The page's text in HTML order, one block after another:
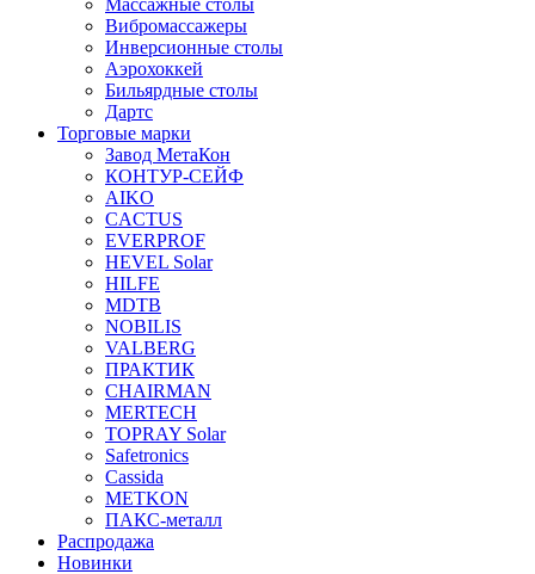
Массажные столы
Вибромассажеры
Инверсионные столы
Аэрохоккей
Бильярдные столы
Дартс
Торговые марки
Завод МетаКон
КОНТУР-СЕЙФ
AIKO
CACTUS
EVERPROF
HEVEL Solar
HILFE
MDTB
NOBILIS
VALBERG
ПРАКТИК
CHAIRMAN
MERTECH
TOPRAY Solar
Safetronics
Cassida
METKON
ПАКС-металл
Распродажа
Новинки